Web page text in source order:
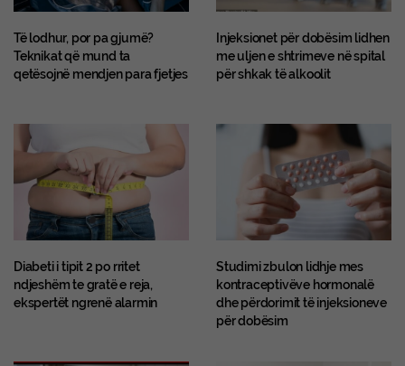
Të lodhur, por pa gjumë?
Teknikat që mund ta
qetësojnë mendjen para fjetjes
Injeksionet për dobësim lidhen
me uljen e shtrimeve në spital
për shkak të alkoolit
Diabeti i tipit 2 po rritet
ndjeshëm te gratë e reja,
ekspertët ngrenë alarmin
Studimi zbulon lidhje mes
kontraceptivëve hormonalë
dhe përdorimit të injeksioneve
për dobësim